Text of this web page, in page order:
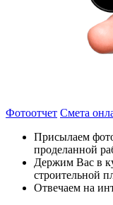
Фотоотчет Смета
Присылаем
проделанной
Держим Вас в
строительной
Отвечаем на